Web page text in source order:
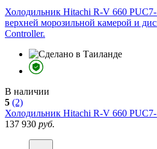
Холодильник Hitachi R-V 660
верхней морозильной камерой и
Controller.
В наличии
5 (2)
Холодильник Hitachi R-V 660
137 930 руб.